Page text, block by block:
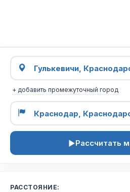
+ добавить промежуточный город
Рассчитать
РАССТОЯНИЕ: